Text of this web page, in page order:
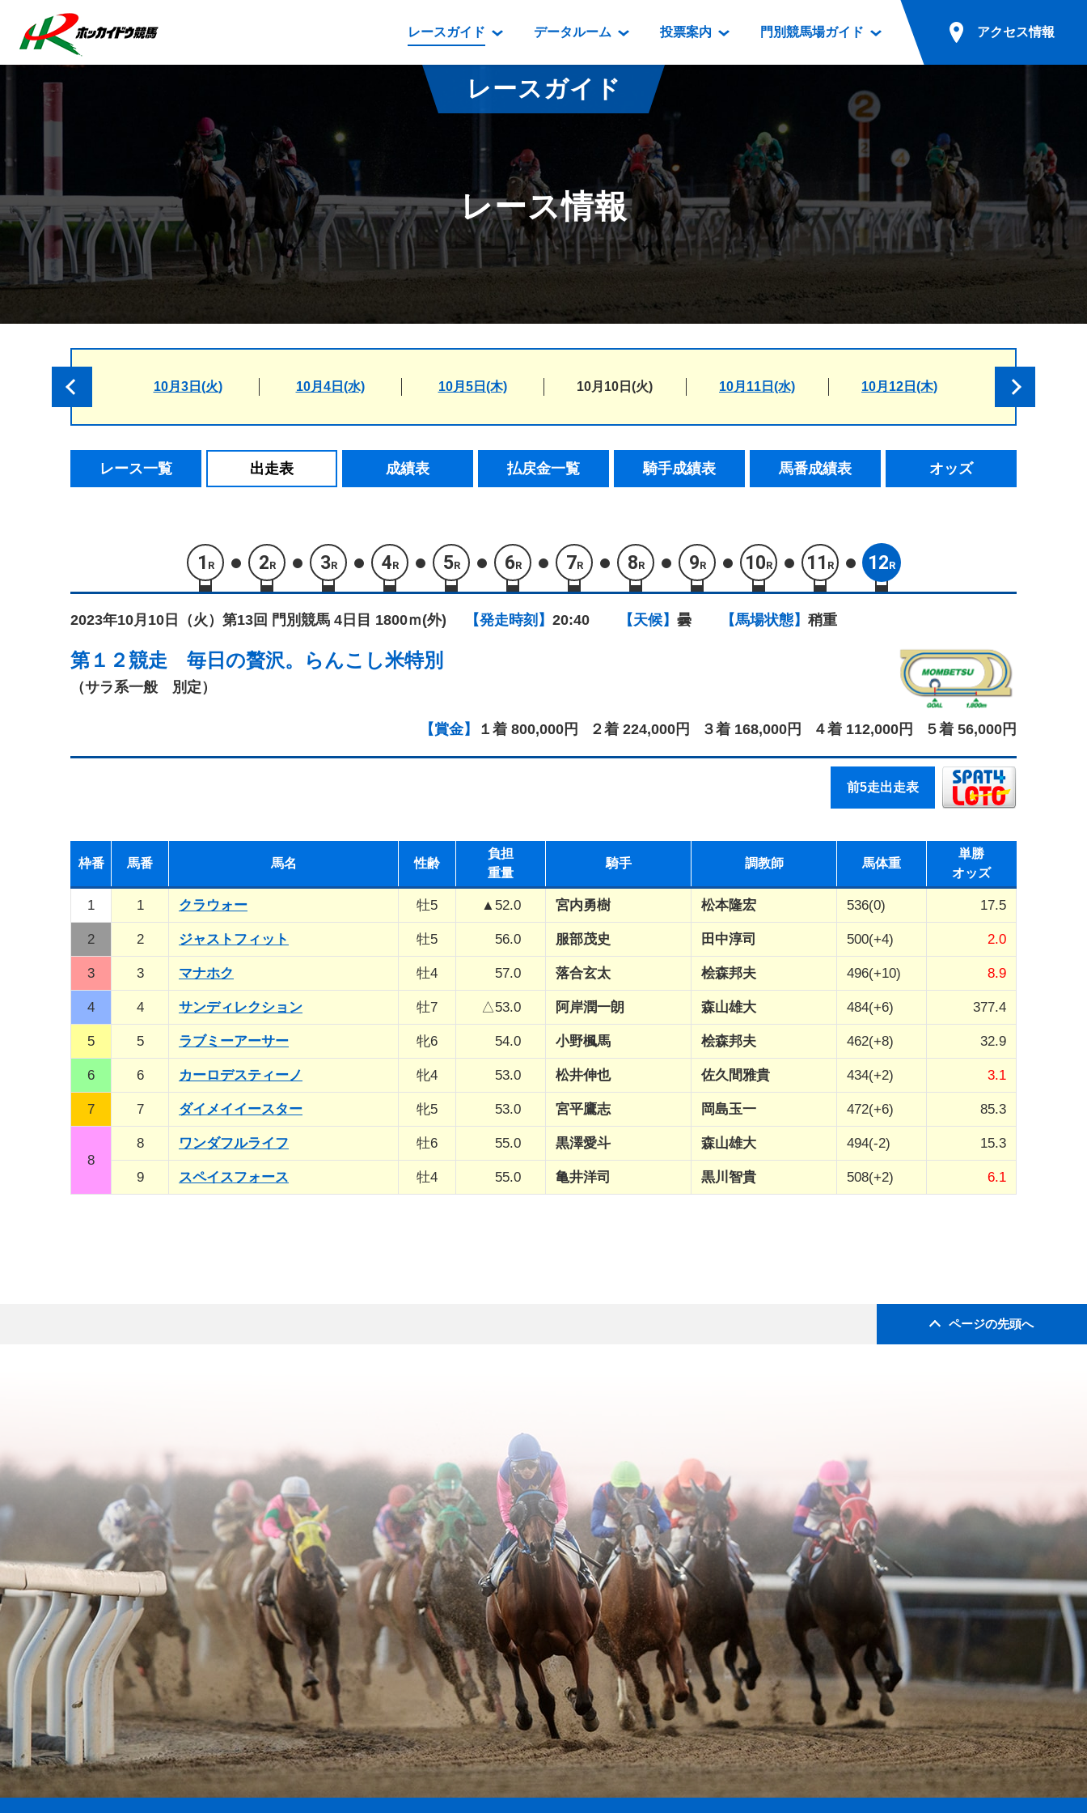
レースガイド
レース情報
払戻金一覧
騎手成績表
馬番成績表
オッズ
番組・級別表ダウンロード
開催カレンダー
重賞競走体系図
スタリオンシリーズ競走
道内の発売情報(PDF)
データルーム
データルーム
騎手・調教師紹介
坂路調教映像
遠征馬情報
番組編成要領
映像コンテンツ
重賞競走VTR
重賞競走参考VTR
レースダイジェスト
新馬ダイジェスト
投票案内
電話・インターネット投票
場外発売所
実況・テレホンサービス
発売・払戻
門別競馬場ガイド
門別競馬場情報
門別競馬場グルメ
とねっこジンギスカン
いずみ食堂
ルンビニフードカフェ
勝馬屋
アクセス情報
無料送迎バスでのご来場
公共の交通機関でのご来場
レースガイド
レース情報
10月3日(火) 10月4日(水) 10月5日(木) 10月10日(火) 10月11日(水) 10月12日(木)
レース一覧 出走表 成績表 払戻金一覧 騎手成績表 馬番成績表 オッズ
1 R 2R 3R 4R 5R 6R 7R 8R 9R 10R 11 R 12R
2023年10月10日（火） 第13回 門別競馬 4日目 1800ｍ(外) 【発走時刻】 20:40 【天候】 曇 【馬場状態】 稍重
第１２競走 毎日の贅沢。らんこし米特別
（サラ系一般 別定）
【賞金】 １着 800,000円 ２着 224,000円 ３着 168,000円 ４着 112,000円 ５着 56,000円
前5走出走表
枠番 馬番 馬名 性齢
負担
重量
騎手 調教師 馬体重
単勝
オッズ
1 1 クラウォー 牡5 ▲52.0 宮内勇樹 松本隆宏 536(0) 17.5
2 2 ジャストフィット 牡5 56.0 服部茂史 田中淳司 500(+4) 2.0
3 3 マナホク 牡4 57.0 落合玄太 桧森邦夫 496(+10) 8.9
4 4 サンディレクション 牡7 △53.0 阿岸潤一朗 森山雄大 484(+6) 377.4
5 5 ラブミーアーサー 牝6 54.0 小野楓馬 桧森邦夫 462(+8) 32.9
6 6 カーロデスティーノ 牝4 53.0 松井伸也 佐久間雅貴 434(+2) 3.1
7 7 ダイメイイースター 牝5 53.0 宮平鷹志 岡島玉一 472(+6) 85.3
8
8 ワンダフルライフ 牡6 55.0 黒澤愛斗 森山雄大 494(-2) 15.3
9 スペイスフォース 牡4 55.0 亀井洋司 黒川智貴 508(+2) 6.1
ページの先頭へ